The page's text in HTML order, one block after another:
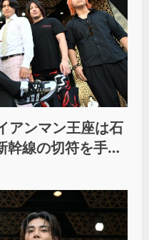
アンマン王座は石
幹線の切符を手に
」